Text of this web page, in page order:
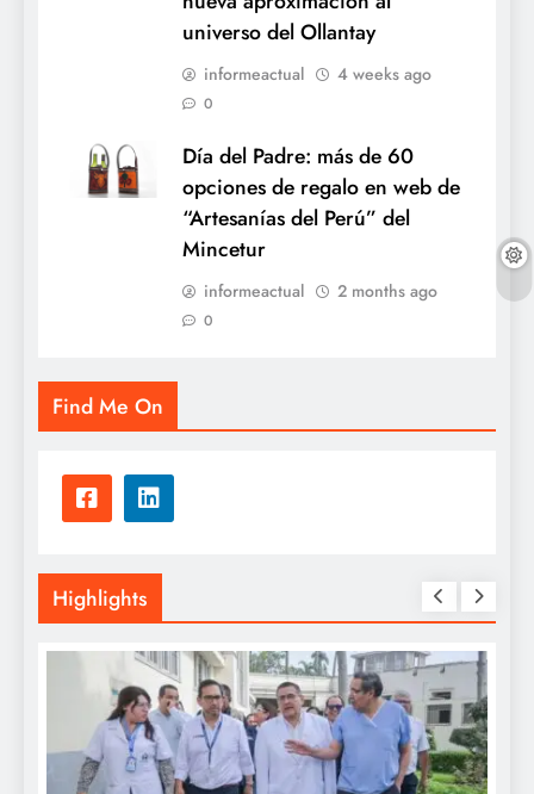
universo del Ollantay
informeactual 4 weeks ago
0
Día del Padre: más de 60
opciones de regalo en web de
“Artesanías del Perú” del
Mincetur
informeactual 2 months ago
0
Find Me On
Highlights